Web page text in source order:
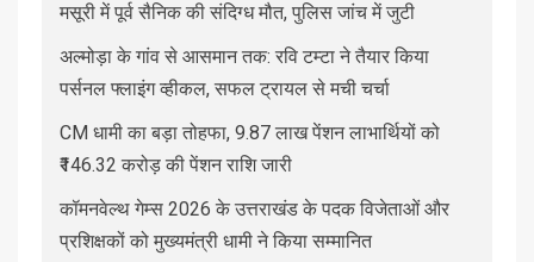
मसूरी में पूर्व सैनिक की संदिग्ध मौत, पुलिस जांच में जुटी
अल्मोड़ा के गांव से आसमान तक: रवि टम्टा ने तैयार किया
पर्सनल फ्लाइंग व्हीकल, सफल ट्रायल से मची चर्चा
CM धामी का बड़ा तोहफा, 9.87 लाख पेंशन लाभार्थियों को
₹146.32 करोड़ की पेंशन राशि जारी
कॉमनवेल्थ गेम्स 2026 के उत्तराखंड के पदक विजेताओं और
प्रशिक्षकों को मुख्यमंत्री धामी ने किया सम्मानित